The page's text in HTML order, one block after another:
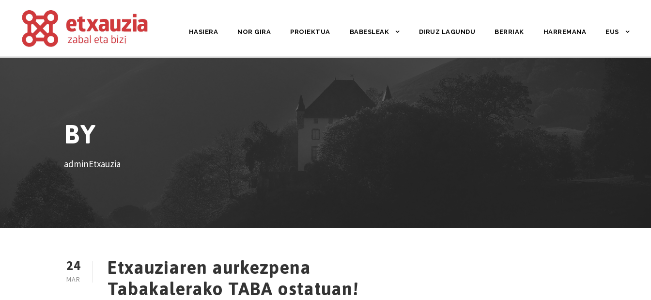
HASIERA NOR GIRA PROIEKTUA BABESLEAK DIRUZ LAGUNDU BERRIAK HARREMANA EUS
BY
adminEtxauzia
24
MAR
Etxauziaren aurkezpena
Tabakalerako TABA ostatuan!